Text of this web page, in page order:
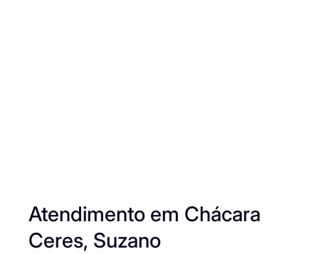
Atendimento em Chácara
Ceres, Suzano